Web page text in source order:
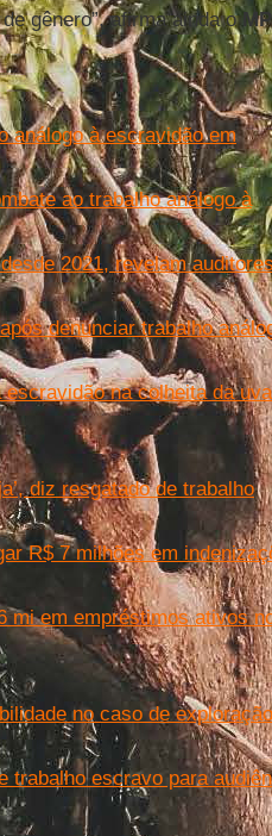
gênero”, afirma ainda o
análogo à escravidão em
ao trabalho análogo à
2021, revelam
denunciar trabalho
na colheita da
diz resgatado de trabalho
R$ 7 milhões em
mi em empréstimos ativos
no caso de
trabalho escravo para